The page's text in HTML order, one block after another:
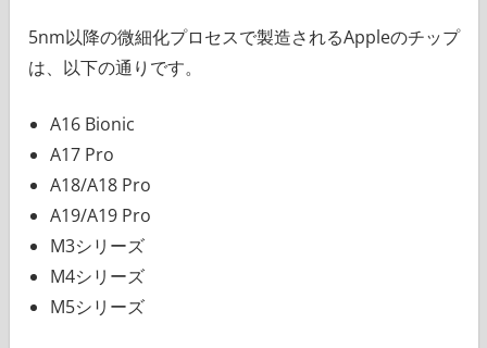
5nm以降の微細化プロセスで製造されるAppleのチップ
は、以下の通りです。
A16 Bionic
A17 Pro
A18/A18 Pro
A19/A19 Pro
M3シリーズ
M4シリーズ
M5シリーズ